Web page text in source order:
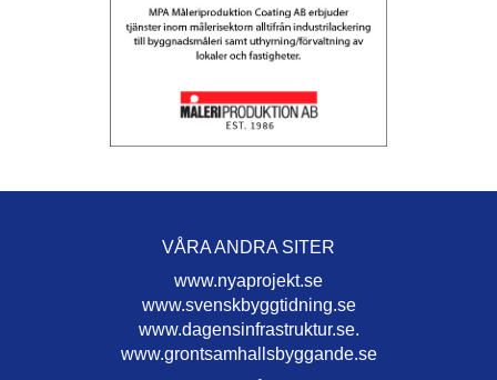
VÅRA ANDRA SITER
www.nyaprojekt.se
www.svenskbyggtidning.se
www.dagensinfrastruktur.se.
www.grontsamhallsbyggande.se